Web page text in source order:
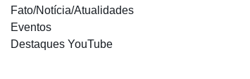
Fato/Notícia/Atualidades
Eventos
Destaques YouTube